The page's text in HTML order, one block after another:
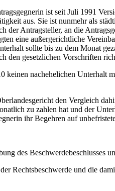
ist seit Juli 1991
aus. Sie ist nunmehr als
Antragsteller, an die
eine außergerichtliche
sollte bis zu dem Monat
den gesetzlichen Vorschriften
nachehelichen Unterhalt
den Vergleich
zu zahlen hat und der
ihr Begehren auf
des Beschwerdebeschlusses
Rechtsbeschwerde und die